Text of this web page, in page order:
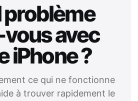
problème
avec
iPhone ?
ce qui ne fonctionne
à trouver rapidement le